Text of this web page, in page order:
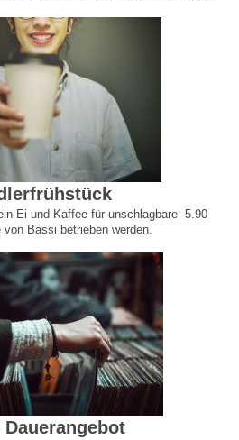
Ei und Kaffee für unschlagbare 5.90
Bassi betrieben werden.
Dauerangebot